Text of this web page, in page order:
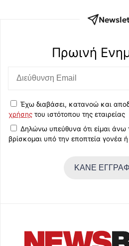
Πρωινή
Έχω διαβάσει, κατανοώ και
χρήσης του ιστότοπου της εταιρείας
Δηλώνω υπεύθυνα ότι είμαι άνω
βρίσκομαι υπό την εποπτεία γονέα
ΚΑΝΕ